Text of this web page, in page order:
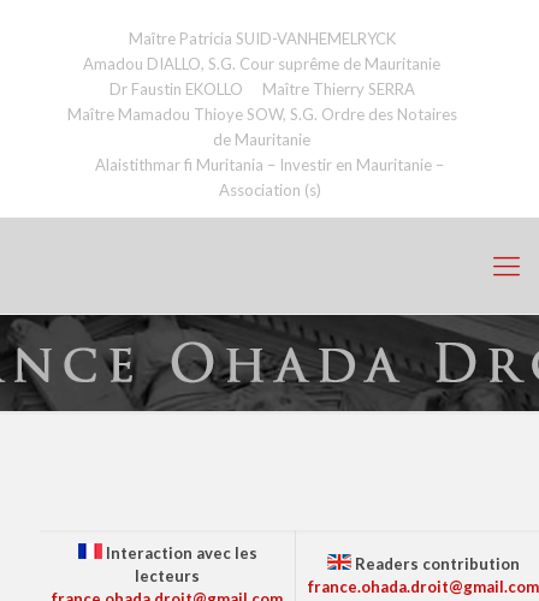
Maître Patricia SUID-VANHEMELRYCK
Amadou DIALLO, S.G. Cour suprême de Mauritanie
Dr Faustin EKOLLO
Maître Thierry SERRA
Maître Mamadou Thioye SOW, S.G. Ordre des Notaires
de Mauritanie
Alaistithmar fi Muritania – Investir en Mauritanie –
Association (s)
Interaction avec les
lecteurs
Readers contribution
france.ohada.droit@gmail.com